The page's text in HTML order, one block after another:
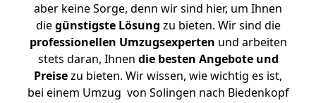
aber keine Sorge, denn wir sind hier, um Ihnen
diegünstigste Lösung zu bieten. Wir sind die
professionellen Umzugsexperten und arbeiten
stets daran, Ihnen die besten Angebote und
Preisezu bieten. Wir wissen, wie wichtig es ist,
bei einem Umzug von Solingen nach Biedenkopf